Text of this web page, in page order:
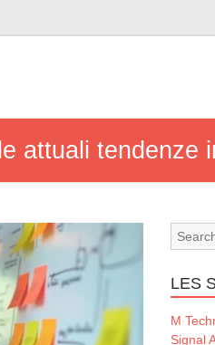
attuali tendenze
LES
M
Signal